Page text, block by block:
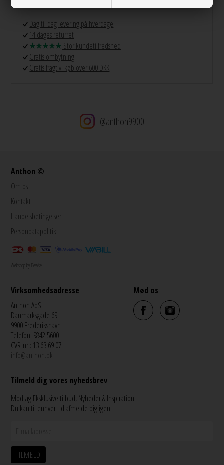
Dag til dag levering på hverdage
14 dages returret
Stor kundetilfredshed
Gratis ombytning
Gratis fragt v. køb over 600 DKK
@anthon9900
Anthon ©
Om os
Kontakt
Handelsbetingelser
Persondatapolitik
Webshop by Bewise
Virksomhedsadresse
Anthon ApS
Danmarksgade 69
9900 Frederikshavn
Telefon: 9842 5600
CVR-nr.: 13 63 69 07
info@anthon.dk
Mød os
Tilmeld dig vores nyhedsbrev
Modtag Eksklusive tilbud, Nyheder & Inspiration
Du kan til enhver tid afmelde dig igen.